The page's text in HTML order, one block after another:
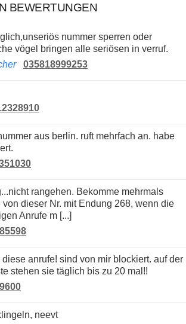
BEWERTUNGEN
vögel bringen alle seriösen in verruf.
035818999253
von dieser Nr. mit Endung 268, wenn die
Anrufe m [...]
stehen sie täglich bis zu 20 mal!!
neevt